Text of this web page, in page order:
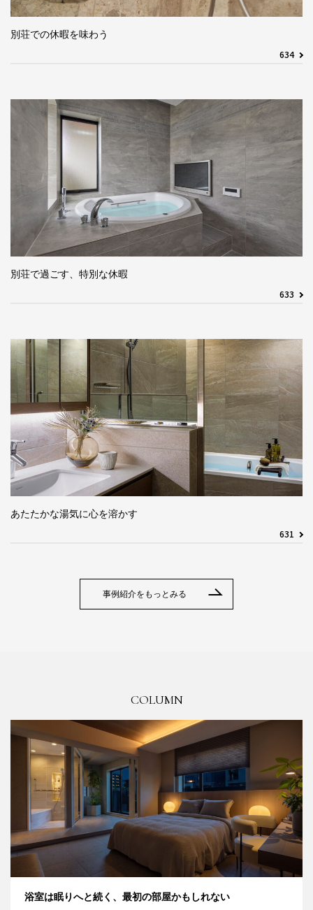
別荘での休暇を味わう
634
別荘で過ごす、特別な休暇
633
あたたかな湯気に心を溶かす
631
事例紹介をもっとみる
COLUMN
浴室は眠りへと続く、最初の部屋かもしれない